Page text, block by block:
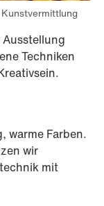
Techniken
warme Farben.
wir
mit